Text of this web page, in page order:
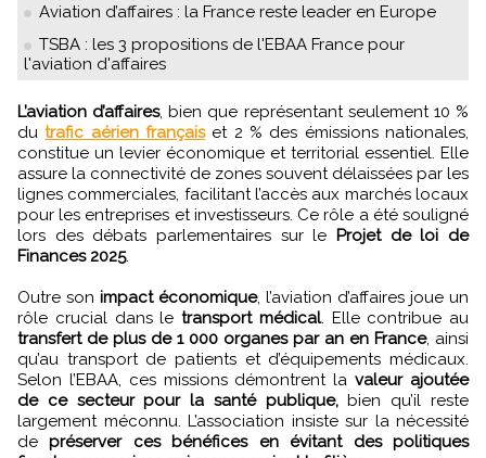
Aviation d’affaires : la France reste leader en Europe
TSBA : les 3 propositions de l'EBAA France pour
l'aviation d'affaires
L’aviation d’affaires, bien que représentant seulement 10 %
dutrafic aérien françaiset 2 % des émissions nationales,
constitue un levier économique et territorial essentiel. Elle
assure la connectivité de zones souvent délaissées par les
lignes commerciales, facilitant l’accès aux marchés locaux
pour les entreprises et investisseurs. Ce rôle a été souligné
lors des débats parlementaires sur le
Projet de loi de
Finances 2025.
Outre son impact économique, l’aviation d’affaires joue un
rôle crucial dans le transport médical. Elle contribue au
transfert de plus de 1 000 organes par an en France, ainsi
qu’au transport de patients et d’équipements médicaux.
Selon l’EBAA, ces missions démontrent lavaleur ajoutée
de ce secteur pour la santé publique,bien qu’il reste
largement méconnu. L’association insiste sur la nécessité
depréserver ces bénéfices en évitant des politiques